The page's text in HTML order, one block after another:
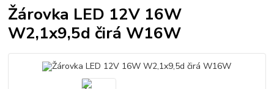
Žárovka LED 12V 16W
W2,1x9,5d čirá W16W